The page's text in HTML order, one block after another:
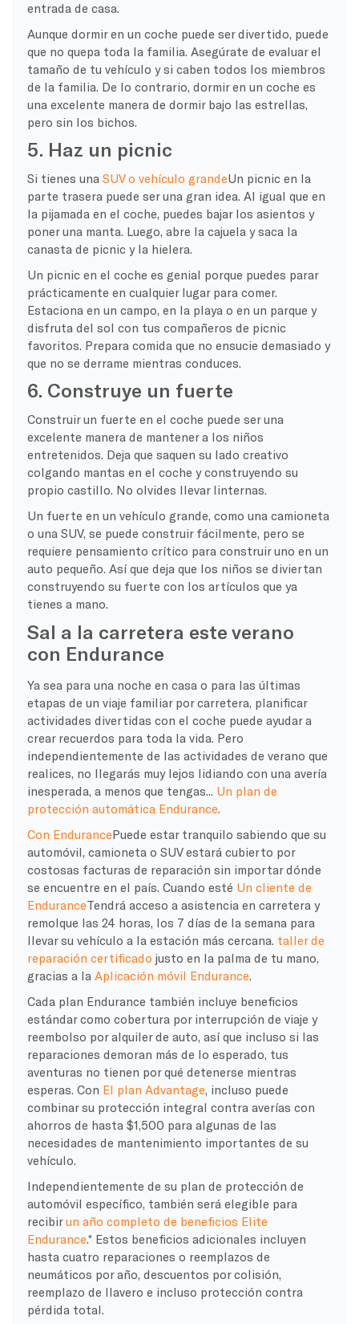
entrada de casa.
Aunque dormir en un coche puede ser divertido, puede
que no quepa toda la familia. Asegúrate de evaluar el
tamaño de tu vehículo y si caben todos los miembros
de la familia. De lo contrario, dormir en un coche es
una excelente manera de dormir bajo las estrellas,
pero sin los bichos.
5. Haz un picnic
Si tienes una SUV o vehículo grandeUn picnic en la
parte trasera puede ser una gran idea. Al igual que en
la pijamada en el coche, puedes bajar los asientos y
poner una manta. Luego, abre la cajuela y saca la
canasta de picnic y la hielera.
Un picnic en el coche es genial porque puedes parar
prácticamente en cualquier lugar para comer.
Estaciona en un campo, en la playa o en un parque y
disfruta del sol con tus compañeros de picnic
favoritos. Prepara comida que no ensucie demasiado y
que no se derrame mientras conduces.
6. Construye un fuerte
Construir un fuerte en el coche puede ser una
excelente manera de mantener a los niños
entretenidos. Deja que saquen su lado creativo
colgando mantas en el coche y construyendo su
propio castillo. No olvides llevar linternas.
Un fuerte en un vehículo grande, como una camioneta
o una SUV, se puede construir fácilmente, pero se
requiere pensamiento crítico para construir uno en un
auto pequeño. Así que deja que los niños se diviertan
construyendo su fuerte con los artículos que ya
tienes a mano.
Sal a la carretera este verano
con Endurance
Ya sea para una noche en casa o para las últimas
etapas de un viaje familiar por carretera, planificar
actividades divertidas con el coche puede ayudar a
crear recuerdos para toda la vida. Pero
independientemente de las actividades de verano que
realices, no llegarás muy lejos lidiando con una avería
inesperada, a menos que tengas... Un plan de
protección automática Endurance.
Con EndurancePuede estar tranquilo sabiendo que su
automóvil, camioneta o SUV estará cubierto por
costosas facturas de reparación sin importar dónde
se encuentre en el país. Cuando esté Un cliente de
EnduranceTendrá acceso a asistencia en carretera y
remolque las 24 horas, los 7 días de la semana para
llevar su vehículo a la estación más cercana. taller de
reparación certificado justo en la palma de tu mano,
gracias a la Aplicación móvil Endurance.
Cada plan Endurance también incluye beneficios
estándar como cobertura por interrupción de viaje y
reembolso por alquiler de auto, así que incluso si las
reparaciones demoran más de lo esperado, tus
aventuras no tienen por qué detenerse mientras
esperas. Con El plan Advantage, incluso puede
combinar su protección integral contra averías con
ahorros de hasta $1,500 para algunas de las
necesidades de mantenimiento importantes de su
vehículo.
Independientemente de su plan de protección de
automóvil específico, también será elegible para
recibirun año completo de beneficios Elite
Endurance.* Estos beneficios adicionales incluyen
hasta cuatro reparaciones o reemplazos de
neumáticos por año, descuentos por colisión,
reemplazo de llavero e incluso protección contra
pérdida total.